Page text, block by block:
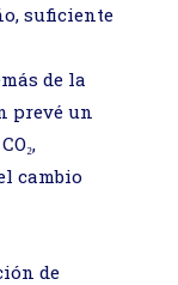
suficiente
de la
prevé un
cambio
de